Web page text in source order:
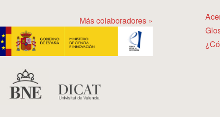
Más colaboradores »